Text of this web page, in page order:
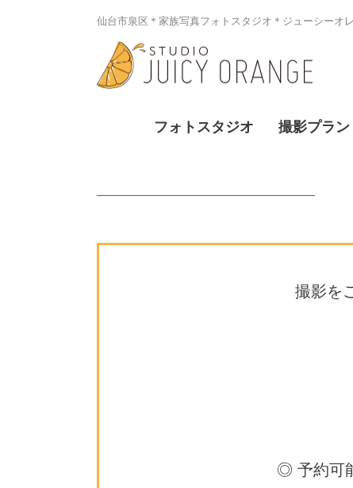
仙台市泉区＊家族写真フォトスタジオ＊ジューシーオ
フォトスタジオ 撮影プラ
撮影を
◎ 予約可